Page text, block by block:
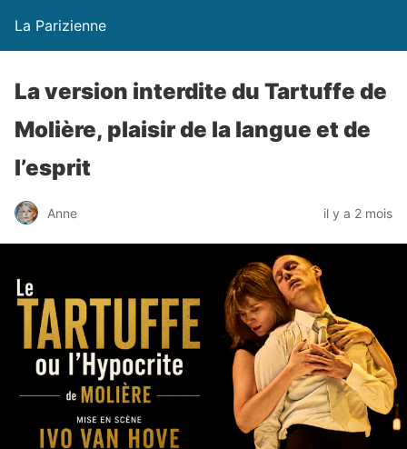
La Parizienne
La version interdite du Tartuffe de
Molière, plaisir de la langue et de
l’esprit
Anne il y a 2 mois